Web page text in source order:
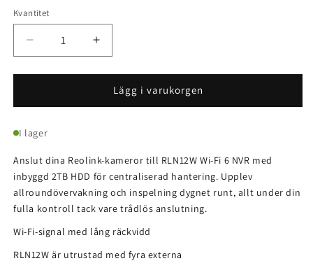
Kvantitet
Kvantitet
Minska
kvantitet
för
-
Kanal
NVR
Öka
kvantitet
för
RLN12W
-
NVR
Lägg i varukorgen
I lager
Anslut dina Reolink-kameror till RLN12W Wi-Fi 6 NVR med
inbyggd 2TB HDD för centraliserad hantering. Upplev
allroundövervakning och inspelning dygnet runt, allt under din
fulla kontroll tack vare trådlös anslutning.
Wi-Fi-signal med lång räckvidd
RLN12W är utrustad med fyra externa